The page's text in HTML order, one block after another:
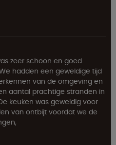
zeer schoon en goed
hadden een geweldige tijd
van de omgeving en
aantal prachtige stranden in
keuken was geweldig voor
van ontbijt voordat we de